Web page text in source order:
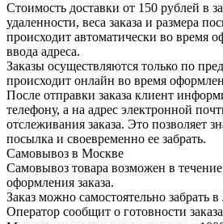
Стоимость доставки от 150 рублей в
удаленности, веса заказа и размера
происходит автоматически во время
ввода адреса.
Заказы осуществляются только по
происходит онлайн во время
После отправки заказа клиент
телефону, а на адрес электронной
отслеживания заказа. Это позволяет
посылка и своевременно ее забрать.
Самовывоз в Москве
Самовывоз товара возможен в
оформления заказа.
Заказ можно самостоятельно забрать
Оператор сообщит о готовности